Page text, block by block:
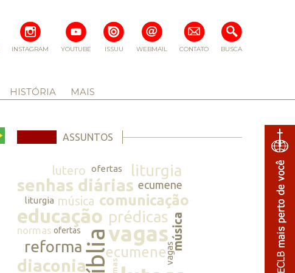
BUSCA
CONTATO
WEBMAIL
ISSUU
YOUTUBE
INSTAGRAM
HISTÓRIA MAIS
ASSUNTOS
lutero ofertas liturgia
senhas diárias ecumene
liturgia música comunicação
educação prédicasmúsica
normas ofertasbíbliavagas
reforma
diaconia
ecumenevagas